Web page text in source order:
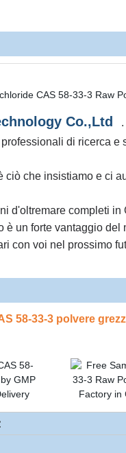
Co.,Ltd
di ricerca
che insistiamo e ci
d'oltremare completi
è un forte vantaggio del
con voi nel prossimo
58-33-3 polvere